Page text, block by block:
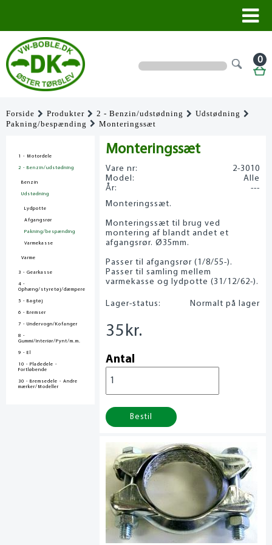
0
Forside Produkter 2 - Benzin/udstødning
Udstødning
Pakning/bespænding
Monteringssæt
1 - Motordele
2 - Benzin/udstødning
Benzin
Udstødning
Lydpotte
Afgangsrør
Pakning/bespænding
Varmekasse
Varme
3 - Gearkasse
4 -
Ophæng/styretøj/dæmpere
5 - Bagtøj
6 - Bremser
7 - Undervogn/Kofanger
8 -
Gummi/Interiør/Pynt/m.m.
9 - El
10 - Pladedele -
Fortløbende
30 - Bremsedele - Andre
mærker/Modeller
Monteringssæt
Vare nr:
2-3010
Model:
Alle
År:
---
Monteringssæt.
Monteringssæt til brug ved
montering af blandt andet et
afgangsrør. Ø35mm.
Passer til afgangsrør (1/8/55-).
Passer til samling mellem
varmekasse og lydpotte (31/12/62-).
Lager-status: Normalt på lager
35kr.
Antal
Bestil